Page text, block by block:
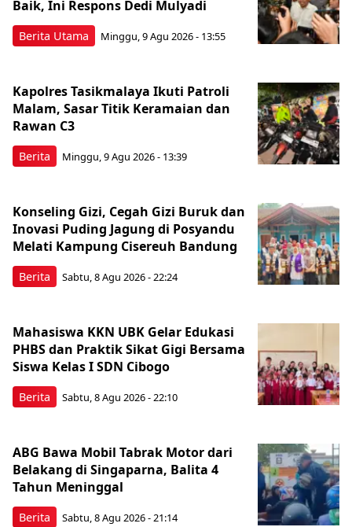
Berita Utama
Baik, Ini Respons Dedi Mulyadi
Minggu, 9 Agu 2026 - 13:55
Berita
Kapolres Tasikmalaya Ikuti Patroli
Malam, Sasar Titik Keramaian dan
Rawan C3
Minggu, 9 Agu 2026 - 13:39
Berita
Konseling Gizi, Cegah Gizi Buruk dan
Inovasi Puding Jagung di Posyandu
Melati Kampung Cisereuh Bandung
Sabtu, 8 Agu 2026 - 22:24
Berita
Mahasiswa KKN UBK Gelar Edukasi
PHBS dan Praktik Sikat Gigi Bersama
Siswa Kelas I SDN Cibogo
Sabtu, 8 Agu 2026 - 22:10
Berita
ABG Bawa Mobil Tabrak Motor dari
Belakang di Singaparna, Balita 4
Tahun Meninggal
Sabtu, 8 Agu 2026 - 21:14